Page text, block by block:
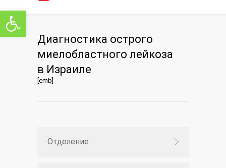
Открыть панель инструментов
Диагностика острого
миелобластного лейкоза
в Израиле
[emb]
Отделение